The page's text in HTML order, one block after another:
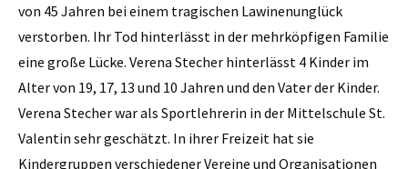
von 45 Jahren bei einem tragischen Lawinenunglück
verstorben. Ihr Tod hinterlässt in der mehrköpfigen Familie
eine große Lücke. Verena Stecher hinterlässt 4 Kinder im
Alter von 19, 17, 13 und 10 Jahren und den Vater der Kinder.
Verena Stecher war als Sportlehrerin in der Mittelschule St.
Valentin sehr geschätzt. In ihrer Freizeit hat sie
Kindergruppen verschiedener Vereine und Organisationen